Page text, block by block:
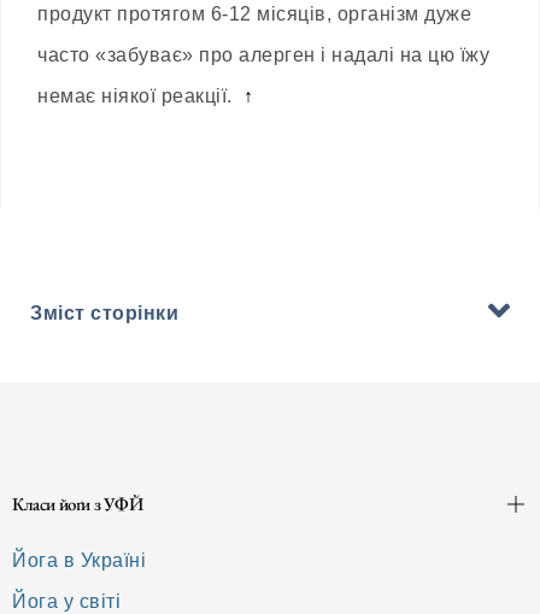
продукт протягом 6-12 місяців, організм дуже
часто «забуває» про алерген і надалі на цю їжу
немає ніякої реакції.
↑
Зміст сторінки
Класи йоґи з УФЙ
Йога в Україні
Йога у світі